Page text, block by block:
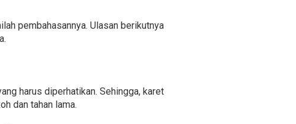
pembahasannya. Ulasan berikutnya
harus diperhatikan. Sehingga, karet
dan tahan lama.